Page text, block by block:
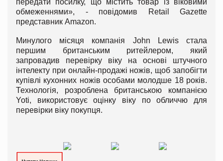
обмеженнями», - повідомив Retail Gazette
представник Amazon.
Минулого місяця компанія John Lewis стала
першим британським ритейлером, який
запровадив перевірку віку на основі штучного
інтелекту при онлайн-продажі ножів, щоб запобігти
купівлі кухонних ножів особами молодше 18 років.
Технологія, розроблена британською компанією
Yoti, використовує оцінку віку по обличчю для
перевірки віку покупця.